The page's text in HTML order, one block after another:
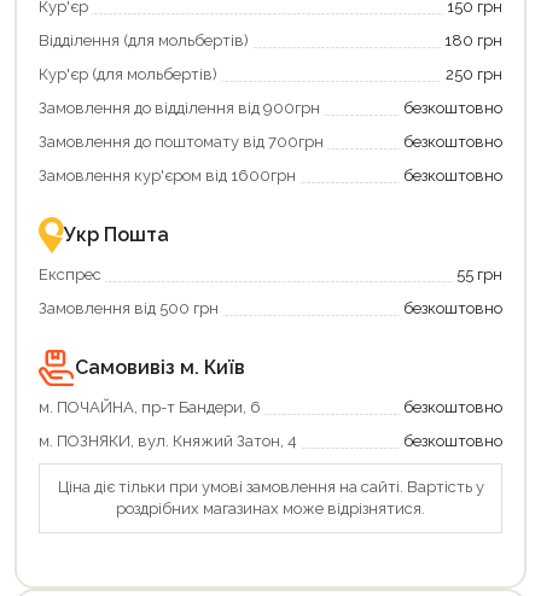
Кур'єр
150 грн
Відділення (для мольбертів)
180 грн
Кур'єр (для мольбертів)
250 грн
Замовлення до відділення від 900грн
безкоштовно
Замовлення до поштомату від 700грн
безкоштовно
Замовлення кур'єром від 1600грн
безкоштовно
Укр Пошта
Експрес
55 грн
Замовлення від 500 грн
безкоштовно
Самовивіз м. Київ
м. ПОЧАЙНА, пр-т Бандери, 6
безкоштовно
м. ПОЗНЯКИ, вул. Княжий Затон, 4
безкоштовно
Ціна діє тільки при умові замовлення на сайті. Вартість у
роздрібних магазинах може відрізнятися.
Оформити замовлення